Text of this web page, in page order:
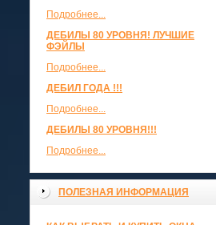
Подробнее...
ДЕБИЛЫ 80 УРОВНЯ! ЛУЧШИЕ
ФЭЙЛЫ
Подробнее...
ДЕБИЛ ГОДА !!!
Подробнее...
ДЕБИЛЫ 80 УРОВНЯ!!!
Подробнее...
ПОЛЕЗНАЯ ИНФОРМАЦИЯ